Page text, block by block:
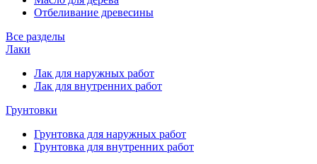
Отбеливание древесины
Все разделы
Лаки
Лак для наружных работ
Лак для внутренних работ
Грунтовки
Грунтовка для наружных работ
Грунтовка для внутренних работ